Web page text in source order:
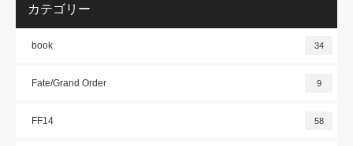
カテゴリー
book 34
Fate/Grand Order 9
FF14 58